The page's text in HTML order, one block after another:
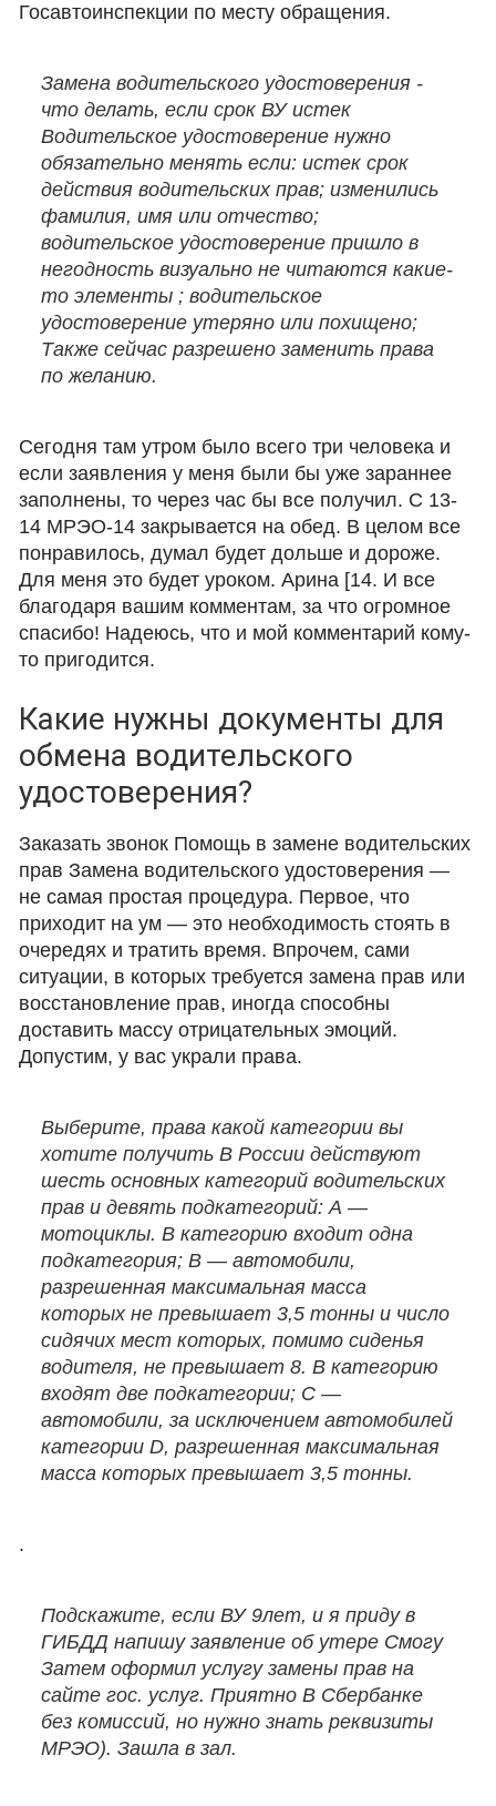
Госавтоинспекции по месту обращения.
Замена водительского удостоверения -
что делать, если срок ВУ истек
Водительское удостоверение нужно
обязательно менять если: истек срок
действия водительских прав; изменились
фамилия, имя или отчество;
водительское удостоверение пришло в
негодность визуально не читаются какие-
то элементы ; водительское
удостоверение утеряно или похищено;
Также сейчас разрешено заменить права
по желанию.
Сегодня там утром было всего три человека и
если заявления у меня были бы уже зараннее
заполнены, то через час бы все получил. С 13-
14 МРЭО-14 закрывается на обед. В целом все
понравилось, думал будет дольше и дороже.
Для меня это будет уроком. Арина [14. И все
благодаря вашим комментам, за что огромное
спасибо! Надеюсь, что и мой комментарий кому-
то пригодится.
Какие нужны документы для
обмена водительского
удостоверения?
Заказать звонок Помощь в замене водительских
прав Замена водительского удостоверения —
не самая простая процедура. Первое, что
приходит на ум — это необходимость стоять в
очередях и тратить время. Впрочем, сами
ситуации, в которых требуется замена прав или
восстановление прав, иногда способны
доставить массу отрицательных эмоций.
Допустим, у вас украли права.
Выберите, права какой категории вы
хотите получить В России действуют
шесть основных категорий водительских
прав и девять подкатегорий: А —
мотоциклы. В категорию входит одна
подкатегория; B — автомобили,
разрешенная максимальная масса
которых не превышает 3,5 тонны и число
сидячих мест которых, помимо сиденья
водителя, не превышает 8. В категорию
входят две подкатегории; C —
автомобили, за исключением автомобилей
категории D, разрешенная максимальная
масса которых превышает 3,5 тонны.
.
Подскажите, если ВУ 9лет, и я приду в
ГИБДД напишу заявление об утере Смогу
Затем оформил услугу замены прав на
сайте гос. услуг. Приятно В Сбербанке
без комиссий, но нужно знать реквизиты
МРЭО). Зашла в зал.